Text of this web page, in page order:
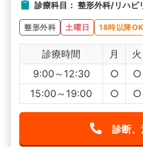
診療科目： 整形外科/リハビ
整形外科 土曜日 18時以降OK
診療時間 月 火
9:00～12:30
○ ○
15:00～19:00
○ ○
診断